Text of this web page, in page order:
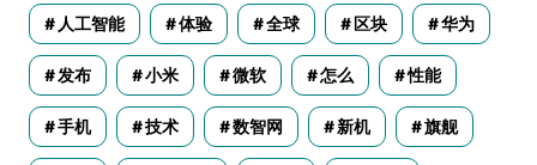
人工智能 体验 全球 区块 华为
发布 小米 微软 怎么 性能
手机 技术 数智网 新机 旗舰